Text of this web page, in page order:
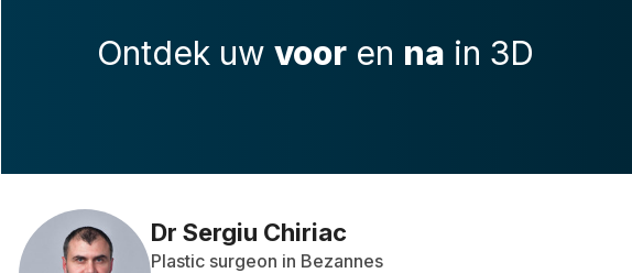
Ontdek uw voor en na in 3D
Dr Sergiu Chiriac
Plastic surgeon in Bezannes